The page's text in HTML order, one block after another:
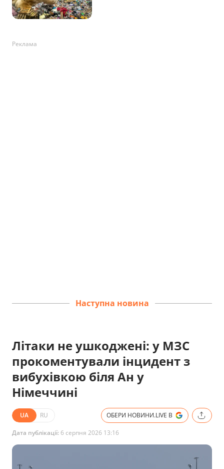
Реклама
Наступна новина
Літаки не ушкоджені: у МЗС
прокоментували інцидент з
вибухівкою біля Ан у
Німеччині
UA RU ОБЕРИ НОВИНИ.LIVE В
Дата публікації: 6 серпня 2026 13:16